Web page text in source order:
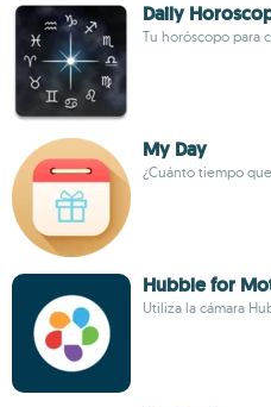
Daily
Tu horóscopo para
My Day
¿Cuánto tiempo
Hubble for
Utiliza la cámara